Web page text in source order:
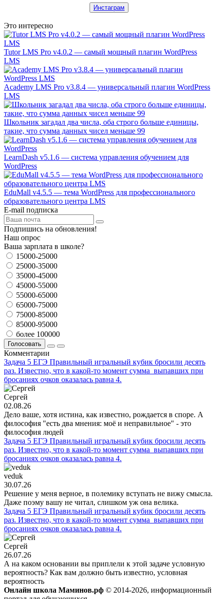
Инстаграм
Это интересно
Tutor LMS Pro v4.0.2 — самый мощный плагин WordPress
LMS
Academy LMS Pro v3.8.4 — универсальный плагин WordPress
LMS
Школьник загадал два числа, оба строго больше единицы,
такие, что сумма данных чисел меньше 99
LearnDash v5.1.6 — система управления обучением для
WordPress
EduMall v4.5.5 — тема WordPress для профессионального
образовательного центра LMS
E-mail подписка
Подпишись на обновления!
Наш опрос
Ваша зарплата в школе?
15000-25000
25000-35000
35000-45000
45000-55000
55000-65000
65000-75000
75000-85000
85000-95000
более 100000
Голосовать
Комментарии
Задача 5 ЕГЭ Правильный игральный кубик бросили десять
раз. Известно, что в какой-то момент сумма выпавших при
бросаниях очков оказалась равна 4.
Сергей
02.08.26
Дело ваше, хотя истина, как известно, рождается в споре. А
философия "есть два мнения: моё и неправильное" - это
философия людей
Задача 5 ЕГЭ Правильный игральный кубик бросили десять
раз. Известно, что в какой-то момент сумма выпавших при
бросаниях очков оказалась равна 4.
veduk
30.07.26
Решение у меня верное, в полемику вступать не вижу смысла.
Даже поэму вашу не читал, слишком уж она велика.
Задача 5 ЕГЭ Правильный игральный кубик бросили десять
раз. Известно, что в какой-то момент сумма выпавших при
бросаниях очков оказалась равна 4.
Сергей
26.07.26
А на каком основании вы приплели к этой задаче условную
вероятность? Как вам должно быть известно, условная
вероятность
Онлайн школа Маминов.рф © 2014-2026, информационный